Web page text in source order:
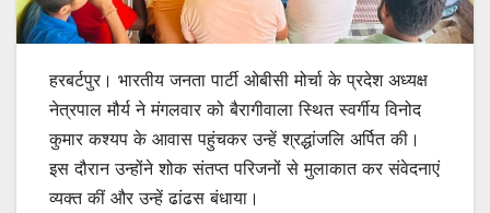
हरबर्टपुर। भारतीय जनता पार्टी ओबीसी मोर्चा के प्रदेश अध्यक्ष
नेत्रपाल मौर्य ने मंगलवार को बैरागीवाला स्थित स्वर्गीय विनोद
कुमार कश्यप के आवास पहुंचकर उन्हें श्रद्धांजलि अर्पित की।
इस दौरान उन्होंने शोक संतप्त परिजनों से मुलाकात कर संवेदनाएं
व्यक्त कीं और उन्हें ढांढस बंधाया।